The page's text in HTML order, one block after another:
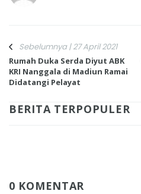
Sebelumnya | 27 April 2021
Rumah Duka Serda Diyut ABK
KRI Nanggala di Madiun Ramai
Didatangi Pelayat
BERITA TERPOPULER
0 KOMENTAR